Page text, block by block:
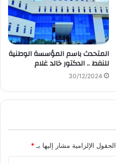
المتحدث باسم المؤسسة الوطنية
للنفط .. الدكتور خالد غلام
30/12/2024
الحقول الإلزامية مشار إليها بـ *